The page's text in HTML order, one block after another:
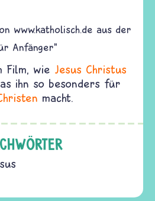
www.katholisch.de aus der
Anfänger"
Film, wie Jesus Christus
ihn so besonders für
macht.